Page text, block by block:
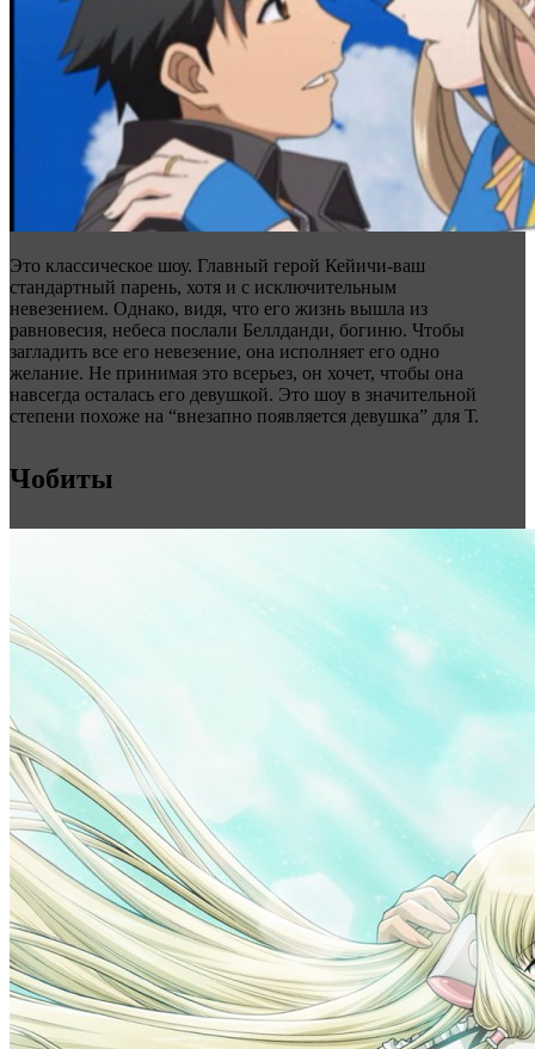
Это классическое шоу. Главный герой Кейичи-ваш
стандартный парень, хотя и с исключительным
невезением. Однако, видя, что его жизнь вышла из
равновесия, небеса послали Беллданди, богиню. Чтобы
загладить все его невезение, она исполняет его одно
желание. Не принимая это всерьез, он хочет, чтобы она
навсегда осталась его девушкой. Это шоу в значительной
степени похоже на “внезапно появляется девушка” для Т.
Чобиты